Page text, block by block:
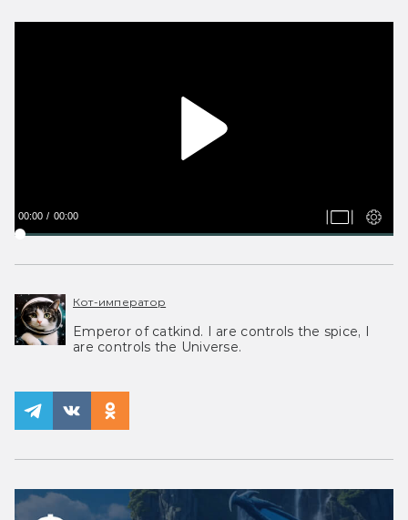
00:00 00:00
Кот-император
Emperor of catkind. I are controls the spice, I
are controls the Universe.